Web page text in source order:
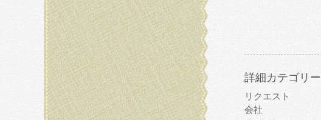
詳細カテゴリー
リクエスト
会社